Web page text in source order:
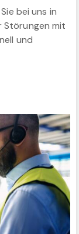
bei uns in
Störungen mit
und